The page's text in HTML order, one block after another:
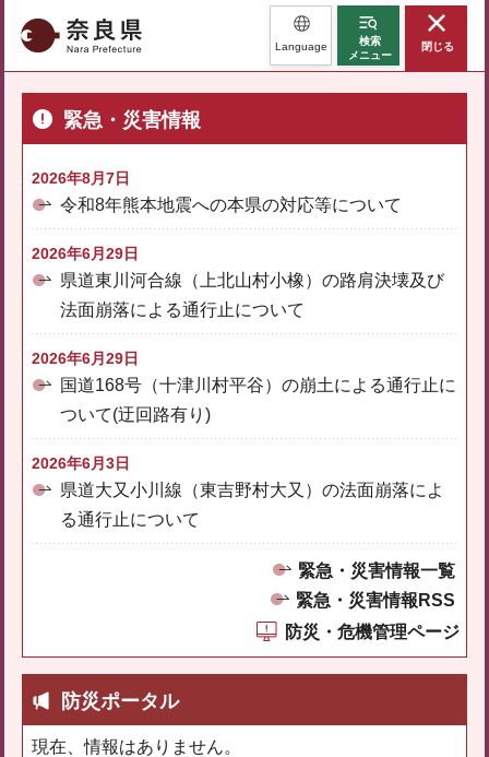
奈良県 Language
検索
メニュー
閉じる
緊急・災害情報
2026年8月7日
令和8年熊本地震への本県の対応等について
2026年6月29日
県道東川河合線（上北山村小橡）の路肩決壊及び
法面崩落による通行止について
2026年6月29日
国道168号（十津川村平谷）の崩土による通行止に
ついて(迂回路有り)
2026年6月3日
県道大又小川線（東吉野村大又）の法面崩落によ
る通行止について
緊急・災害情報一覧
緊急・災害情報RSS
防災・危機管理ページ
防災ポータル
現在、情報はありません。